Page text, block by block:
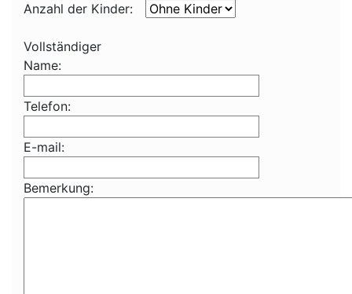
Anzahl der Kinder:
Vollständiger
Name:
Telefon:
E-mail:
Bemerkung: